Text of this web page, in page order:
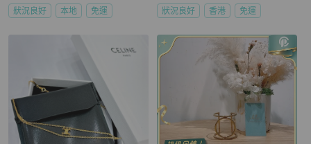
狀況良好 本地 免運 狀況良好 香港 免運